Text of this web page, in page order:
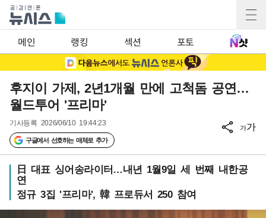
메인 랭킹 섹션 포토
후지이 가제, 2년1개월 만에 고척돔 공연…
월드투어 '프리마'
기사등록 2026/06/10 19:44:23
구글에서 선호하는 매체로 추가
가가
日 대표 싱어송라이터…내년 1월9일 세 번째 내한공
연
정규 3집 '프리마', 韓 프로듀서 250 참여